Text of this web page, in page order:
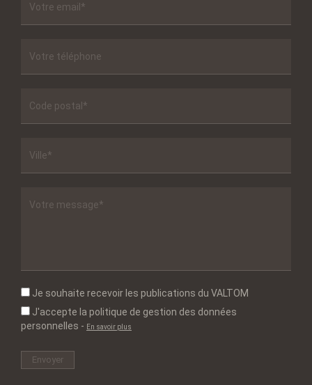
Je souhaite recevoir les publications du VALTOM
J'accepte la politique de gestion des données
personnelles - En savoir plus